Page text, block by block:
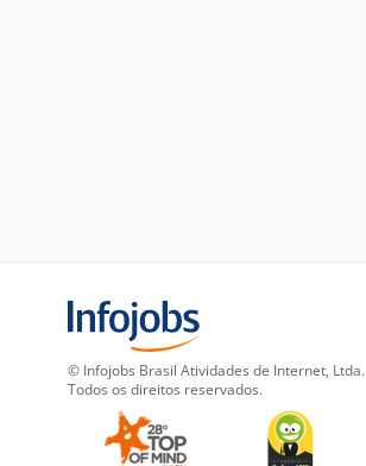
© Infojobs Brasil Atividades de Internet, Ltda.
Todos os direitos reservados.